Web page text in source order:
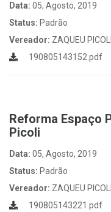
Data: 05, Agosto, 2019
Status: Padrão
Vereador: ZAQUEU PICOLI
190805143152.pdf
Reforma Espaço
Picoli
Data: 05, Agosto, 2019
Status: Padrão
Vereador: ZAQUEU PICOLI
190805143221.pdf